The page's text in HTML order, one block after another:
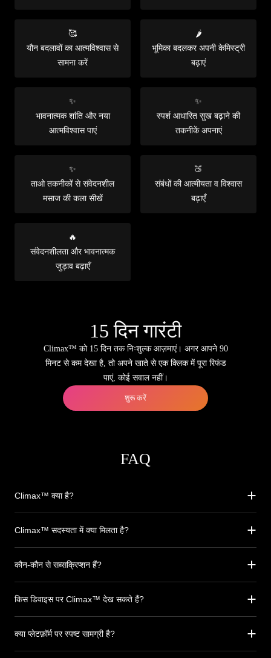
🥰
यौन बदलावों का आत्मविश्वास से
सामना करें
🌶️
भूमिका बदलकर अपनी केमिस्ट्री
बढ़ाएं
✨
भावनात्मक शांति और नया
आत्मविश्वास पाएं
✨
स्पर्श आधारित सुख बढ़ाने की
तकनीकें अपनाएं
✨
ताओ तकनीकों से संवेदनशील
मसाज की कला सीखें
🍑
संबंधों की आत्मीयता व विश्वास
बढ़ाएँ
🔥
संवेदनशीलता और भावनात्मक
जुड़ाव बढ़ाएँ
15 दिन गारंटी
Climax™ को 15 दिन तक निःशुल्क आज़माएं। अगर आपने 90
मिनट से कम देखा है, तो अपने खाते से एक क्लिक में पूरा रिफंड
पाएं, कोई सवाल नहीं।
शुरू करें
FAQ
Climax™ क्या है?
Climax™ सदस्यता में क्या मिलता है?
कौन-कौन से सब्सक्रिप्शन हैं?
किस डिवाइस पर Climax™ देख सकते हैं?
क्या प्लेटफ़ॉर्म पर स्पष्ट सामग्री है?